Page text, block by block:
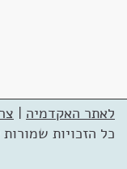
לאתר האקדמיה |
כל הזכויות